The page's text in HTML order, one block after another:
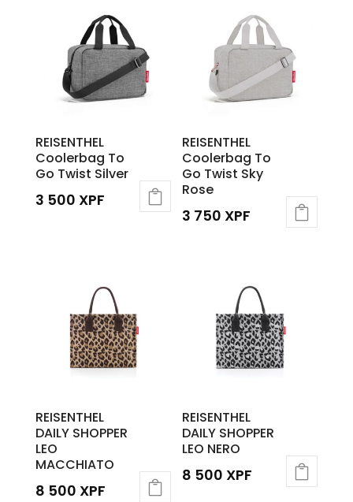
3
500 XPF.
est :
2
450 XPF.
REISENTHEL
Coolerbag To
Go Twist Silver
3 500 XPF
REISENTHEL
Coolerbag To
Go Twist Sky
Rose
3 750 XPF
REISENTHEL
DAILY SHOPPER
LEO
MACCHIATO
8 500 XPF
REISENTHEL
DAILY SHOPPER
LEO NERO
8 500 XPF